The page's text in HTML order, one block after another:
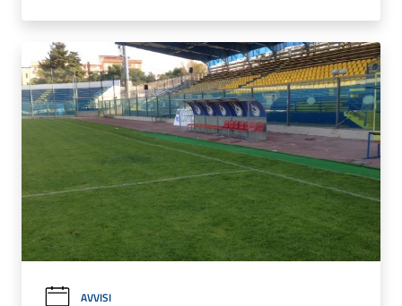
AVVISI